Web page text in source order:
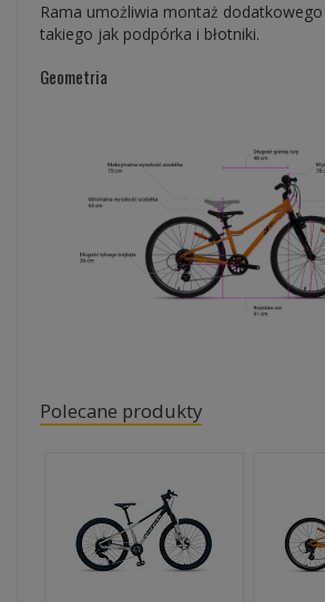
Rama umożliwia montaż
takiego jak podpórka i błotniki.
Geometria
Polecane produkty